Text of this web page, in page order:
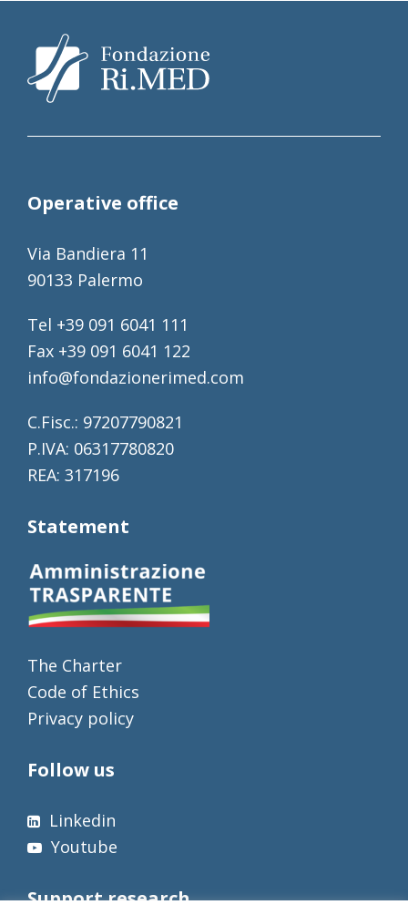
Operative office
Via Bandiera 11
90133 Palermo
Tel +39 091 6041 111
Fax +39 091 6041 122
info@fondazionerimed.com
C.Fisc.: 97207790821
P.IVA: 06317780820
REA: 317196
Statement
The Charter
Code of Ethics
Privacy policy
Follow us
Linkedin
Youtube
Support research